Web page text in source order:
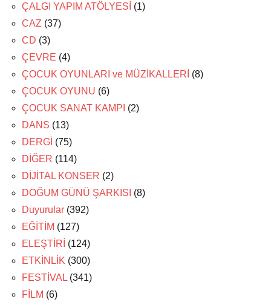
ÇALGI YAPIM ATÖLYESİ (1)
CAZ (37)
CD (3)
ÇEVRE (4)
ÇOCUK OYUNLARI ve MÜZİKALLERİ (8)
ÇOCUK OYUNU (6)
ÇOCUK SANAT KAMPI (2)
DANS (13)
DERGİ (75)
DİĞER (114)
DİJİTAL KONSER (2)
DOĞUM GÜNÜ ŞARKISI (8)
Duyurular (392)
EĞİTİM (127)
ELEŞTİRİ (124)
ETKİNLİK (300)
FESTİVAL (341)
FİLM (6)